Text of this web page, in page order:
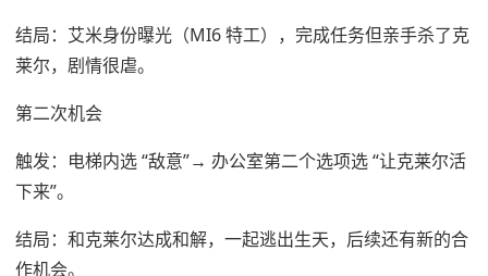
结局：艾米身份曝光（MI6 特工），完成任务但亲手杀了克
莱尔，剧情很虐。
第二次机会
触发：电梯内选 “敌意”→ 办公室第二个选项选 “让克莱尔活
下来”。
结局：和克莱尔达成和解，一起逃出生天，后续还有新的合
作机会。